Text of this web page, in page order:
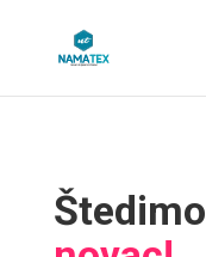
Štedimo